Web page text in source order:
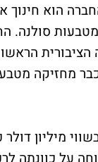
הוא חינוך
לקנות
הציבורית
מיליון דולר